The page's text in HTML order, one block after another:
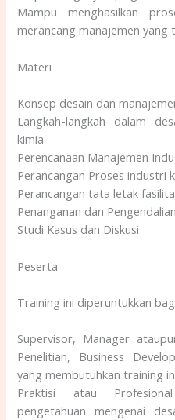
Mampu menghasilkan
merancang manajemen yang
Materi
Konsep desain dan
Langkah-langkah dalam
kimia
Perencanaan Manajemen
Perancangan Proses industri
Perancangan tata letak
Penanganan dan
Studi Kasus dan Diskusi
Peserta
Training ini diperuntukkan
Supervisor, Manager
Penelitian, Business
yang membutuhkan training
Praktisi atau
pengetahuan mengenai